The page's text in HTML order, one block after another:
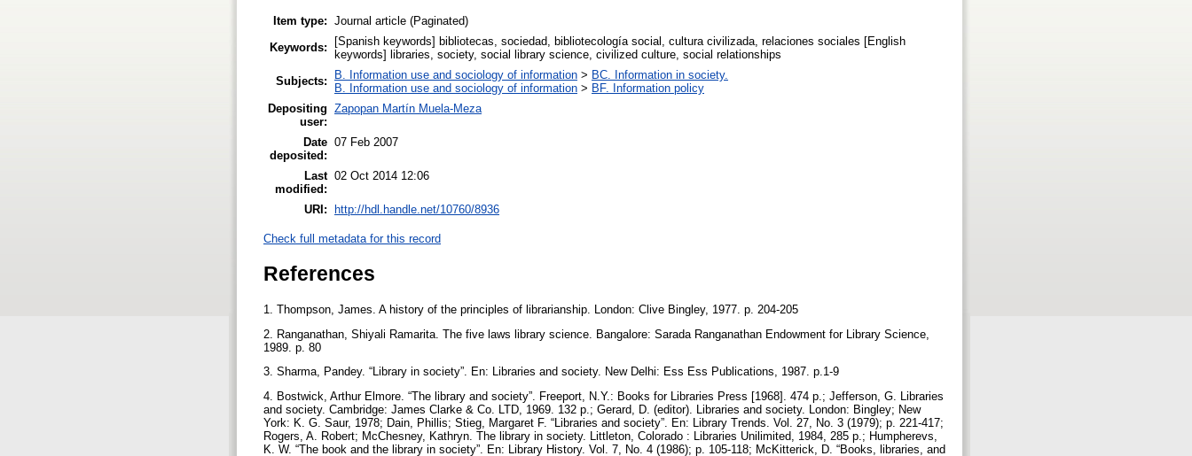
Item type: Journal article (Paginated)
Keywords:
[Spanish keywords] bibliotecas, sociedad, bibliotecología social, cultura civilizada, relaciones sociales [English
keywords] libraries, society, social library science, civilized culture, social relationships
Subjects:
B. Information use and sociology of information > BC. Information in society.
B. Information use and sociology of information > BF. Information policy
Depositing
user:
Zapopan Martín Muela-Meza
Date
deposited:
07 Feb 2007
Last
modified:
02 Oct 2014 12:06
URI: http://hdl.handle.net/10760/8936
Check full metadata for this record
References
1. Thompson, James. A history of the principles of librarianship. London: Clive Bingley, 1977. p. 204-205
2. Ranganathan, Shiyali Ramarita. The five laws library science. Bangalore: Sarada Ranganathan Endowment for Library Science,
1989. p. 80
3. Sharma, Pandey. “Library in society”. En: Libraries and society. New Delhi: Ess Ess Publications, 1987. p.1-9
4. Bostwick, Arthur Elmore. “The library and society”. Freeport, N.Y.: Books for Libraries Press [1968]. 474 p.; Jefferson, G. Libraries
and society. Cambridge: James Clarke & Co. LTD, 1969. 132 p.; Gerard, D. (editor). Libraries and society. London: Bingley; New
York: K. G. Saur, 1978; Dain, Phillis; Stieg, Margaret F. “Libraries and society”. En: Library Trends. Vol. 27, No. 3 (1979); p. 221-417;
Rogers, A. Robert; McChesney, Kathryn. The library in society. Littleton, Colorado : Libraries Unilimited, 1984, 285 p.; Humpherevs,
K. W. “The book and the library in society”. En: Library History. Vol. 7, No. 4 (1986); p. 105-118; McKitterick, D. “Books, libraries, and